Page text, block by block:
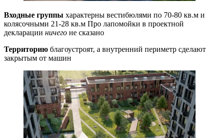
Входные группы характерны вестибюлями по 70-80 кв.м и
колясочными 21-28 кв.м Про лапомойки в проектной
декларации ничего не сказано
Территорию благоустроят, а внутренний периметр сделают
закрытым от машин